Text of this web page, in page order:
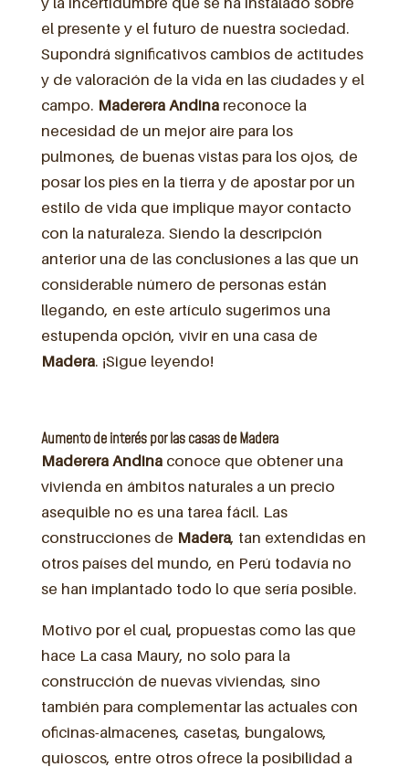
el presente y el futuro de nuestra sociedad.
Supondrá significativos cambios de actitudes
y de valoración de la vida en las ciudades y el
campo. Maderera Andina reconoce la
necesidad de un mejor aire para los
pulmones, de buenas vistas para los ojos, de
posar los pies en la tierra y de apostar por un
estilo de vida que implique mayor contacto
con la naturaleza. Siendo la descripción
anterior una de las conclusiones a las que un
considerable número de personas están
llegando, en este artículo sugerimos una
estupenda opción, vivir en una casa de
Madera. ¡Sigue leyendo!
Aumento de interés por las casas de Madera
Maderera Andina conoce que obtener una
vivienda en ámbitos naturales a un precio
asequible no es una tarea fácil. Las
construcciones de Madera, tan extendidas en
otros países del mundo, en Perú todavía no
se han implantado todo lo que sería posible.
Motivo por el cual, propuestas como las que
hace La casa Maury, no solo para la
construcción de nuevas viviendas, sino
también para complementar las actuales con
oficinas-almacenes, casetas, bungalows,
quioscos, entre otros ofrece la posibilidad a